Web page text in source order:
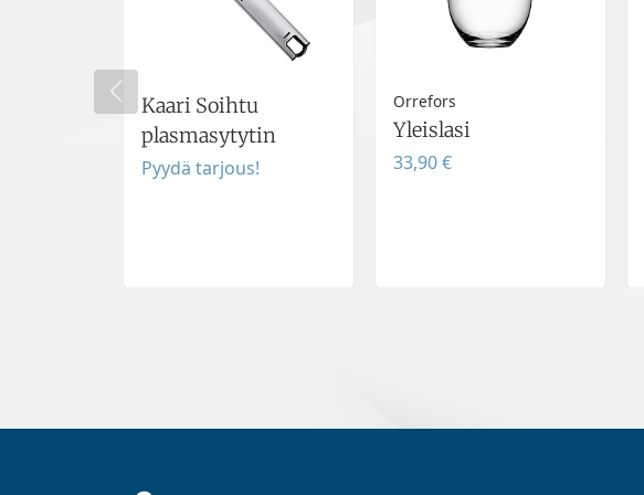
Kaari Soihtu
plasmasytytin
Pyydä tarjous!
Orrefors
Yleislasi
33,90 €